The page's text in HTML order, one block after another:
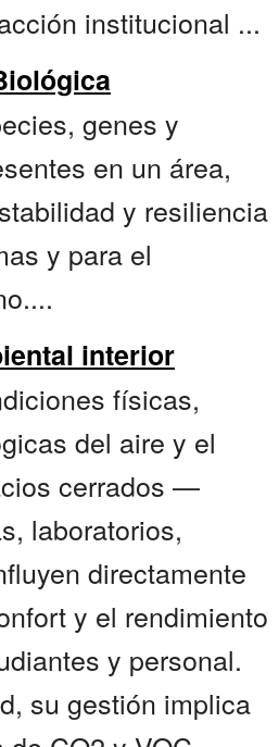
institucional ...
genes y
en un área,
y resiliencia
y para el
interior
físicas,
del aire y el
cerrados —
laboratorios,
directamente
y el rendimiento
y personal.
su gestión implica